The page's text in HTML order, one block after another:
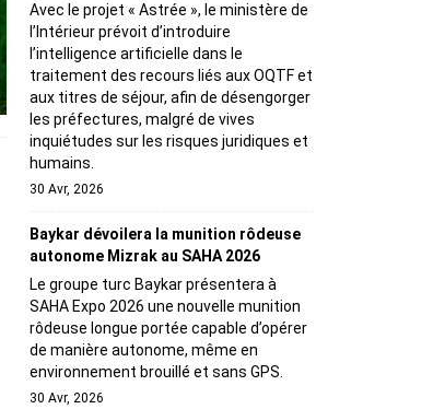
Avec le projet « Astrée », le ministère de
l’Intérieur prévoit d’introduire
l’intelligence artificielle dans le
traitement des recours liés aux OQTF et
aux titres de séjour, afin de désengorger
les préfectures, malgré de vives
inquiétudes sur les risques juridiques et
humains.
30 Avr, 2026
Baykar dévoilera la munition rôdeuse
autonome Mizrak au SAHA 2026
Le groupe turc Baykar présentera à
SAHA Expo 2026 une nouvelle munition
rôdeuse longue portée capable d’opérer
de manière autonome, même en
environnement brouillé et sans GPS.
30 Avr, 2026